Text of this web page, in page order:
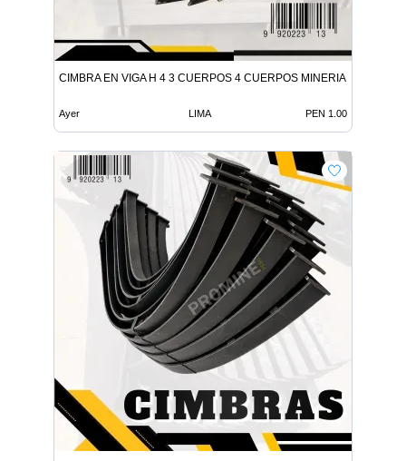
CIMBRA EN VIGA H 4 3 CUERPOS 4 CUERPOS MINERIA
Ayer LIMA PEN 1.00